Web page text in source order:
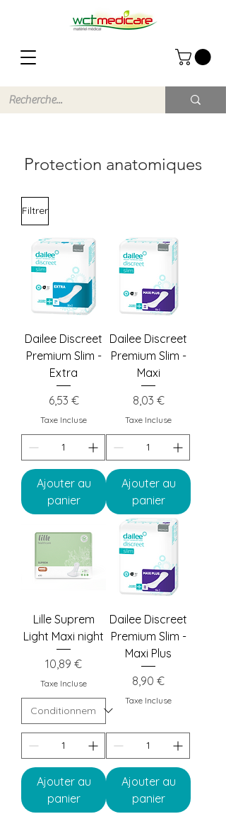
Protection anatomiques
Filtrer
Dailee Discreet
Premium Slim -
Extra
Prix
6,53 €
Taxe Incluse
Ajouter au
panier
Dailee Discreet
Premium Slim -
Maxi
Prix
8,03 €
Taxe Incluse
Ajouter au
panier
Lille Suprem
Light Maxi night
Prix
10,89 €
Taxe Incluse
Ajouter au
panier
Dailee Discreet
Premium Slim -
Maxi Plus
Prix
8,90 €
Taxe Incluse
Ajouter au
panier